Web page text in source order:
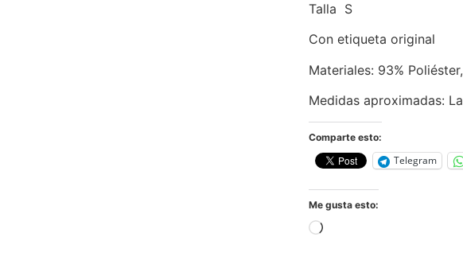
Talla S
Con etiqueta original
Materiales: 93%
Medidas aproximadas:
Comparte esto:
Telegram
Me gusta esto: